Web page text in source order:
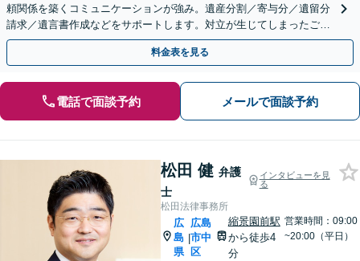
頼関係を築くコミュニケーションが強み。遺産分割／寄与分／遺留分
請求／遺言書作成などをサポートします。対立が生じてしまったご家
族間の感情にも丁寧に配慮いたします。
料金表を見る
電話で面談予約 メールで面談予約
松田 健 弁護
士
インタビューを見
る
松田法律事務所
広
島
県
|
広島
市中
区
縮景園前駅
から徒歩4
分
営業時間：09:00
~20:00（平日）